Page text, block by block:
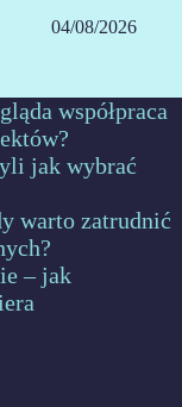
04/08/2026
współpraca
jak wybrać
warto zatrudnić
– jak